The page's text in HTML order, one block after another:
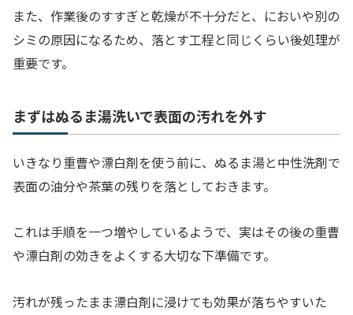
また、作業後のすすぎと乾燥が不十分だと、においや別の
シミの原因になるため、落とす工程と同じくらい後処理が
重要です。
まずはぬるま湯洗いで表面の汚れを外す
いきなり重曹や漂白剤を使う前に、ぬるま湯と中性洗剤で
表面の油分や茶葉の残りを落としておきます。
これは手順を一つ増やしているようで、実はその後の重曹
や漂白剤の効きをよくする大切な下準備です。
汚れが残ったまま漂白剤に浸けても効果が落ちやすいた